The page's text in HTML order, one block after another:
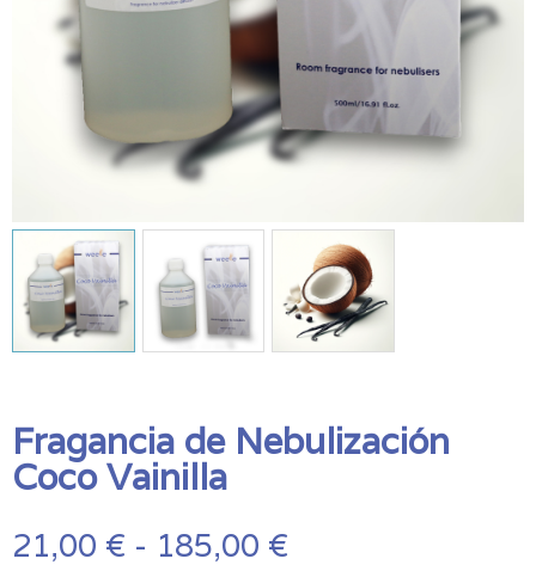
Fragancia de Nebulización
Coco Vainilla
21,00 € - 185,00 €